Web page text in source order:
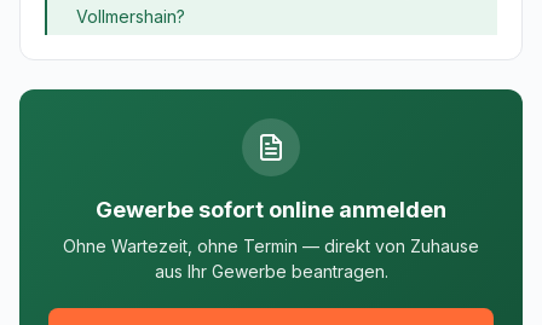
Vollmershain?
Gewerbe sofort online anmelden
Ohne Wartezeit, ohne Termin — direkt von Zuhause
aus Ihr Gewerbe beantragen.